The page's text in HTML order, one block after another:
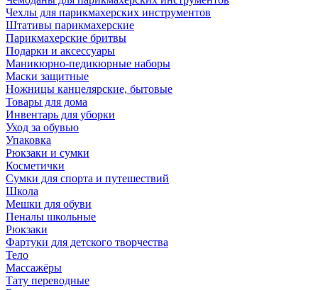
Чехлы для парикмахерских инструментов
Штативы парикмахерские
Парикмахерские бритвы
Подарки и аксессуары
Маникюрно-педикюрные наборы
Маски защитные
Ножницы канцелярские, бытовые
Товары для дома
Инвентарь для уборки
Уход за обувью
Упаковка
Рюкзаки и сумки
Косметички
Сумки для спорта и путешествий
Школа
Мешки для обуви
Пеналы школьные
Рюкзаки
Фартуки для детского творчества
Тело
Массажёры
Тату переводные